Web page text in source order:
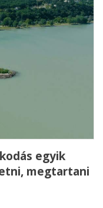
egyik
megtartani